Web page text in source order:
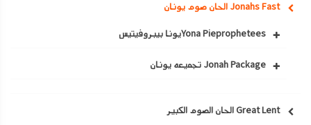
Jonahs Fast الحان صوم يونان
Yona Piepropheteesيونا بيبروفيتيس
Jonah Package تجميعه يونان
Great Lent الحان الصوم الكبير